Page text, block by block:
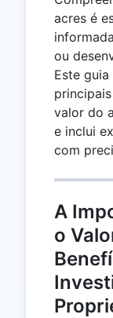
acres é
ou
Este
valor do
e inclui
com
A
o